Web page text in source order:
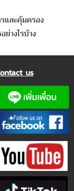
ละคุ้มครอง
ย่างไรบ้าง
us